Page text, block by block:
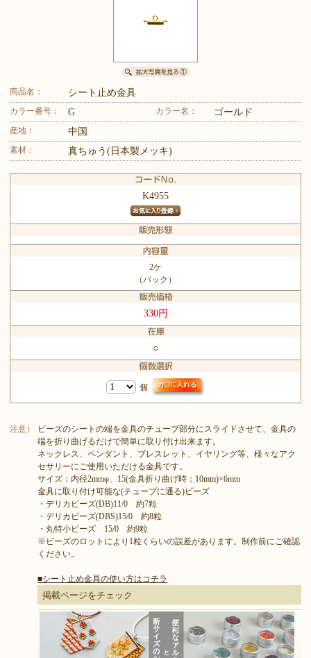
商品名： シート止め金具
カラー番号： G カラー名： ゴールド
産地： 中国
素材： 真ちゅう(日本製メッキ)
K4955
2ケ
（パック）
330円
○
個
注意）
ビーズのシートの端を金具のチューブ部分にスライドさせて、金具の
端を折り曲げるだけで簡単に取り付け出来ます。
ネックレス、ペンダント、ブレスレット、イヤリング等、様々なアク
セサリーにご使用いただける金具です。
サイズ：内径2mmφ、15(金具折り曲げ時：10mm)×6mm
金具に取り付け可能な(チューブに通る)ビーズ
・デリカビーズ(DB)11/0 約7粒
・デリカビーズ(DBS)15/0 約8粒
・丸特小ビーズ 15/0 約9粒
※ビーズのロットにより1粒くらいの誤差があります。制作前にご確認
ください。
■シート止め金具の使い方はコチラ
掲載ページをチェック